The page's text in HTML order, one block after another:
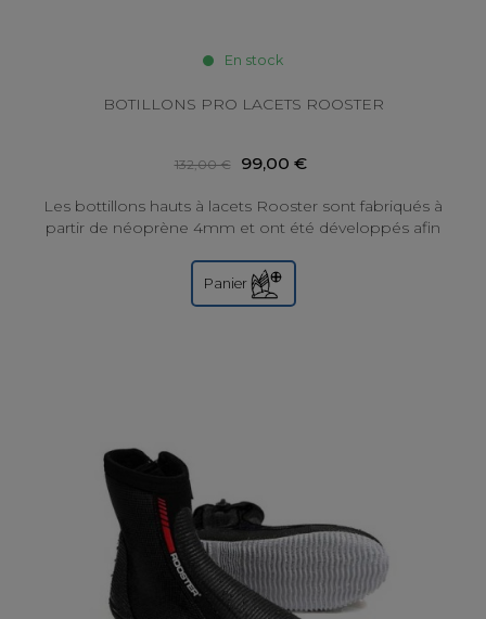
En stock
BOTILLONS PRO LACETS ROOSTER
132,00 € 99,00 €
Les bottillons hauts à lacets Rooster sont fabriqués à
partir de néoprène 4mm et ont été développés afin
Panier